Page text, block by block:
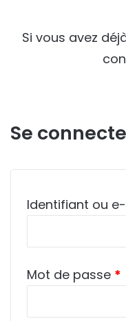
Si vous avez
Se
Identifiant ou
Mot de passe *